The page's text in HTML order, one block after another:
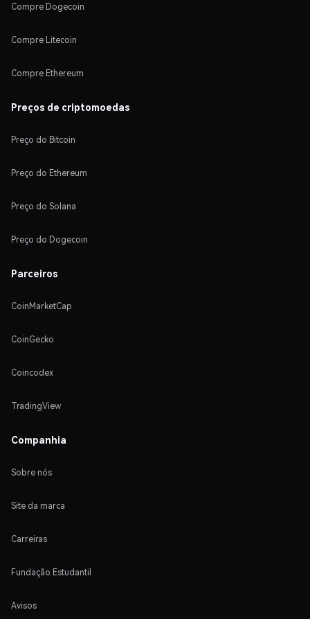
Compre Dogecoin
Compre Litecoin
Compre Ethereum
Preços de criptomoedas
Preço do Bitcoin
Preço do Ethereum
Preço do Solana
Preço do Dogecoin
Parceiros
CoinMarketCap
CoinGecko
Coincodex
TradingView
Companhia
Sobre nós
Site da marca
Carreiras
Fundação Estudantil
Avisos